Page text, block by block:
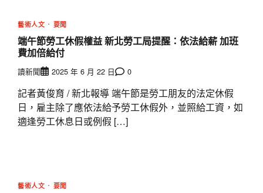
藝術人文 要聞
端午節勞工休假權益 新北勞工局提醒：依法給薪 加班
費加倍給付
讀新聞 2025 年 6 月 22 日 0
記者黃俊育 / 新北報導 端午節是勞工朋友的法定休假
日，雇主除了應依法給予勞工休假外，並照給工資，如
適逢勞工休息日或例假 […]
藝術人文 要聞